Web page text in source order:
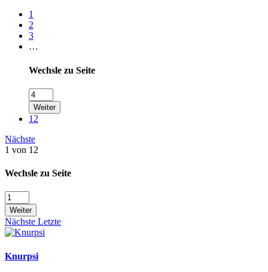
1
2
3
…
Wechsle zu Seite
Weiter
12
Nächste
1 von 12
Wechsle zu Seite
Weiter
Nächste Letzte
Knurpsi